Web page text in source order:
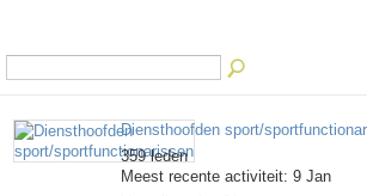
Diensthoofden sport/
359 leden
Meest recente activiteit: 9 Jan